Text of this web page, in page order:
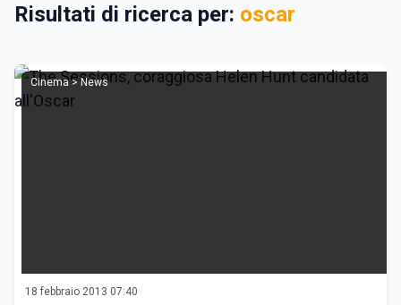
Risultati di ricerca per: oscar
Cinema > News
18 febbraio 2013 07:40